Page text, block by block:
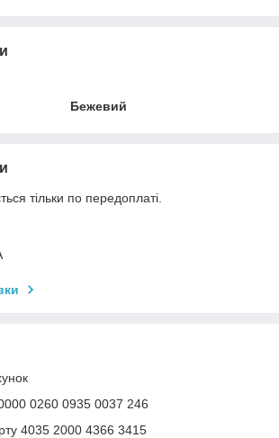
Бежевий
тільки по передоплаті.
0260 0935 0037 246
4035 2000 4366 3415